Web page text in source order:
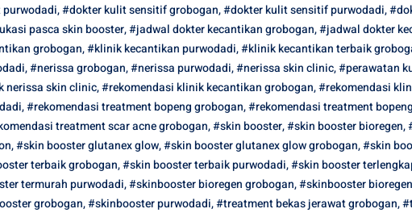
,#dokter kulit sensitif grobogan,#dokter kulit sensitif purwodadi,
pasca skin booster,#jadwal dokter kecantikan grobogan,#jadwal dokter
grobogan,#klinik kecantikan purwodadi,#klinik kecantikan terbaik
,#nerissa grobogan,#nerissa purwodadi,#nerissa skin clinic,#perawatan
nerissa skin clinic,#rekomendasi klinik kecantikan grobogan,#rekomendasi
,#rekomendasi treatment bopeng grobogan,#rekomendasi treatment
treatment scar acne grobogan,#skin booster,#skin booster bioregen,
,#skin booster glutanex glow,#skin booster glutanex glow grobogan,#skin
terbaik grobogan,#skin booster terbaik purwodadi,#skin booster
termurah purwodadi,#skinbooster bioregen grobogan,#skinbooster
grobogan,#skinbooster purwodadi,#treatment bekas jerawat grobogan,